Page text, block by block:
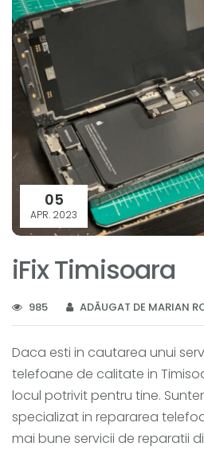
05
APR. 2023
iFix Timisoara
985 ADĂUGAT DE MARIAN
Daca esti in cautarea unui
telefoane de calitate in
locul potrivit pentru tine.
specializat in repararea
mai bune servicii de reparatii